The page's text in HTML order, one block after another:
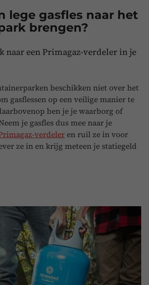
lege gasfles naar het
brengen?
naar een Primagaz-verdeler in je
beschikken niet over het
gasflessen op een veilige manier te
ben je je waarborg of
je gasfles dus mee naar je
verdeler en ruil ze in voor
ze in en krijg meteen je statiegeld